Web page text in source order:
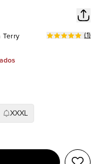
Terry (1)
XXXL